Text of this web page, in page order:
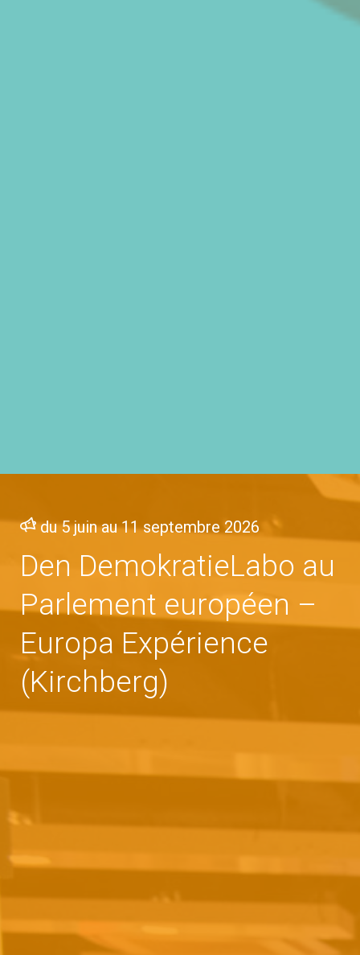
du 5 juin au 11 septembre 2026
Den DemokratieLabo au
Parlement européen –
Europa Expérience
(Kirchberg)